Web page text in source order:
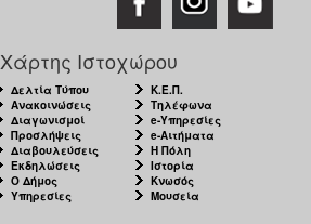
Χάρτης Ιστοχώρου
Δελτία Τύπου
Ανακοινώσεις
Διαγωνισμοί
Προσλήψεις
Διαβουλεύσεις
Εκδηλώσεις
Ο Δήμος
Υπηρεσίες
Κ.Ε.Π.
Τηλέφωνα
e-Υπηρεσίες
e-Αιτήματα
Η Πόλη
Ιστορία
Κνωσός
Μουσεία